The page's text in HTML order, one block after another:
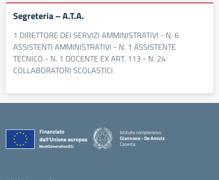
Segreteria – A.T.A.
1 DIRETTORE DEI SERVIZI AMMINISTRATIVI - N. 6
ASSISTENTI AMMINISTRATIVI - N. 1 ASSISTENTE
TECNICO - N. 1 DOCENTE EX ART. 113 - N. 24
COLLABORATORI SCOLASTICI
Istituto comprensivo
Giannone - De Amicis
Caserta